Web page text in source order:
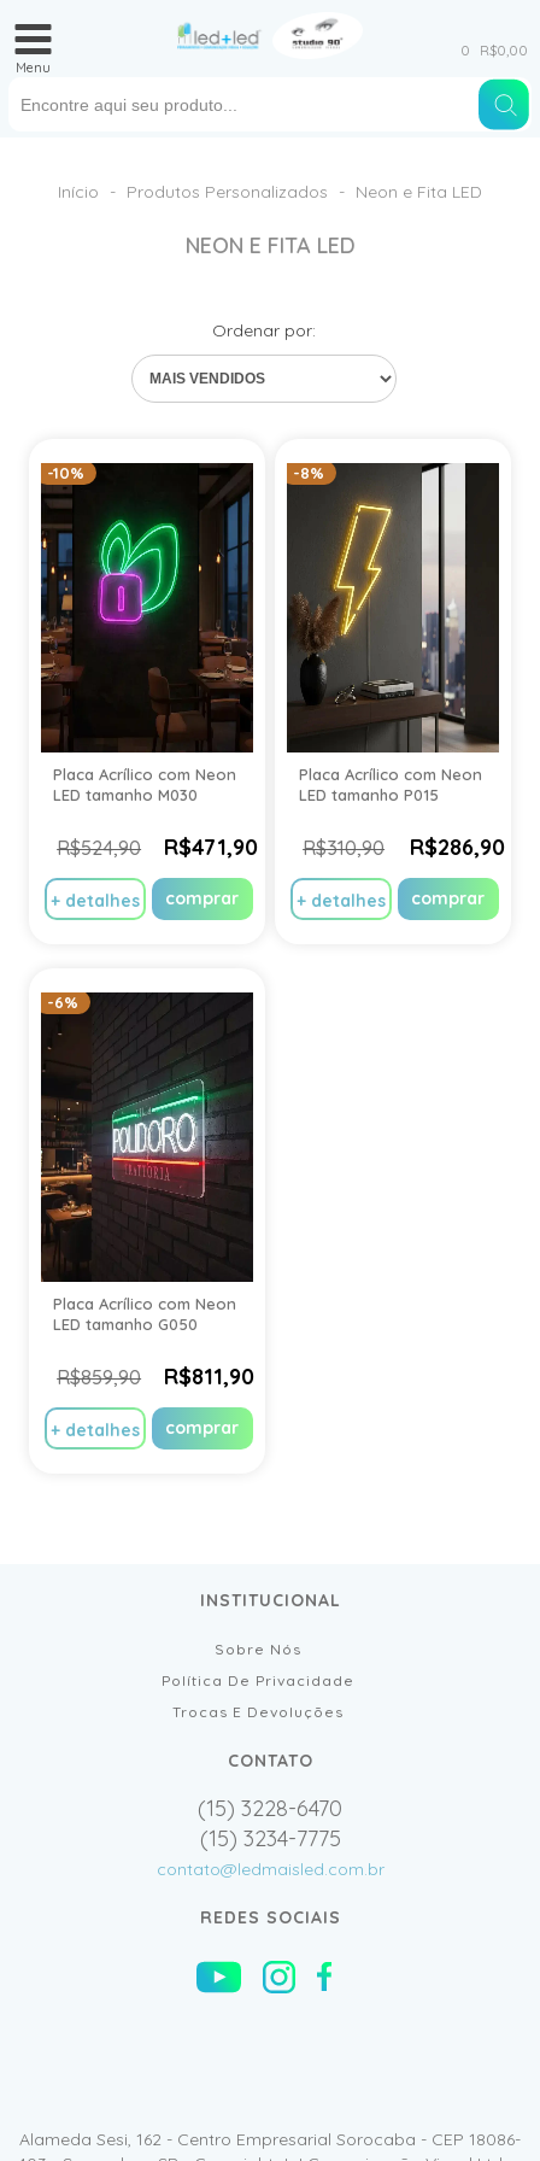
Menu
0 R$0,00
Início - Produtos Personalizados - Neon e Fita LED
NEON E FITA LED
Ordenar por:
-10%
Placa Acrílico com Neon
LED tamanho M030
R$524,90 R$471,90
+ detalhes comprar
-8%
Placa Acrílico com Neon
LED tamanho P015
R$310,90 R$286,90
+ detalhes comprar
-6%
Placa Acrílico com Neon
LED tamanho G050
R$859,90 R$811,90
+ detalhes comprar
INSTITUCIONAL
Sobre Nós
Política De Privacidade
Trocas E Devoluções
CONTATO
(15) 3228-6470
(15) 3234-7775
contato@ledmaisled.com.br
REDES SOCIAIS
Alameda Sesi, 162 - Centro Empresarial Sorocaba - CEP 18086-